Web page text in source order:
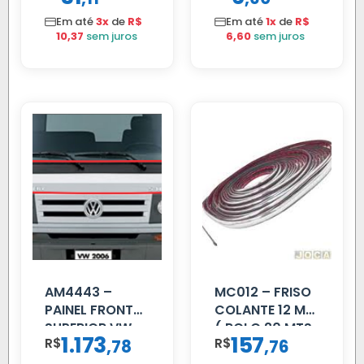
Em até3x de R$
10,37 sem juros
Em até1x de R$
6,60 sem juros
AM4443 –
PAINEL FRONTAL
SUPERIOR VW
DELIVERY
R$1.173,78
MC012 – FRISO
COLANTE 12 MM
( ROLO 20 MTS
)
R$157,76